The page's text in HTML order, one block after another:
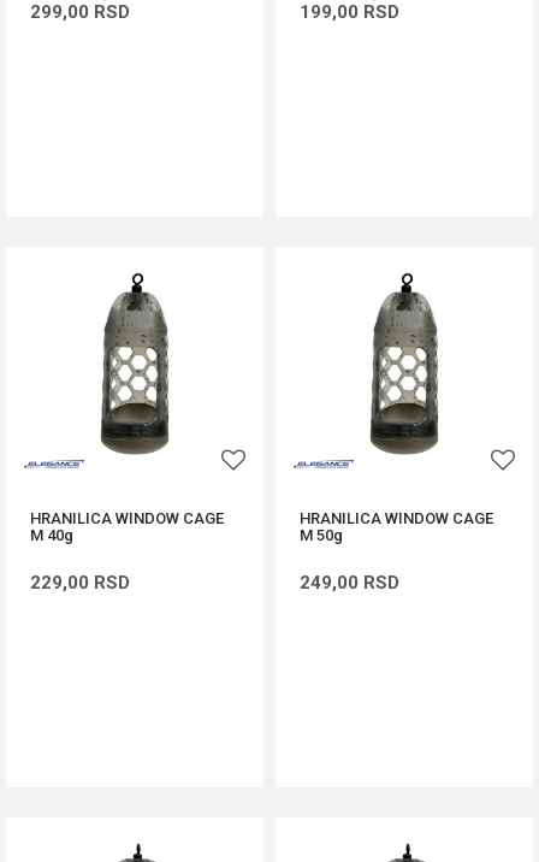
299,00 RSD 199,00 RSD
HRANILICA WINDOW CAGE
M 40g
229,00 RSD
HRANILICA WINDOW CAGE
M 50g
249,00 RSD